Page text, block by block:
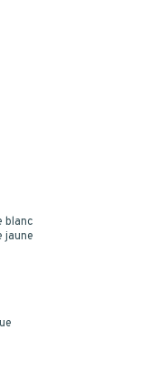
blanc
jaune